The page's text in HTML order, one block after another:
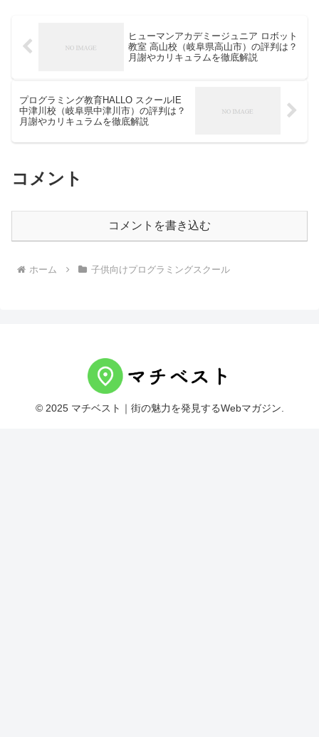
ヒューマンアカデミージュニア ロボット
教室 高山校（岐阜県高山市）の評判は？
月謝やカリキュラムを徹底解説
プログラミング教育HALLO スクールIE
中津川校（岐阜県中津川市）の評判は？
月謝やカリキュラムを徹底解説
コメント
コメントを書き込む
ホーム 子供向けプログラミングスクール
© 2025 マチベスト｜街の魅力を発見するWebマガジン.